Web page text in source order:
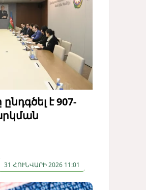
է 907-
31 ՀՈՒՆՎԱՐԻ 2026 11:01